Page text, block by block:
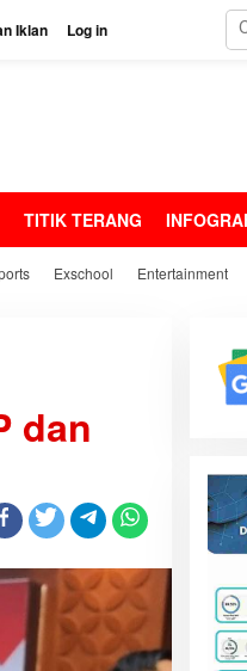
Iklan Log in
TITIK TERANG
Exschool Entertainment
dan